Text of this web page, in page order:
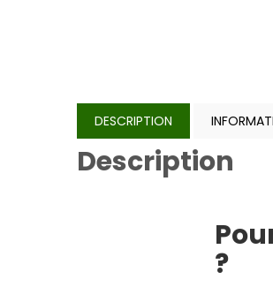
DESCRIPTION
Description
?